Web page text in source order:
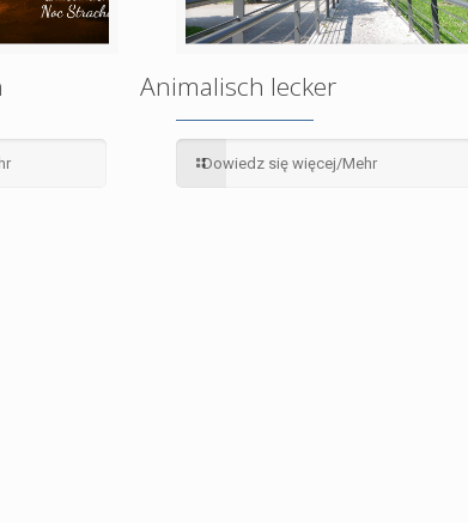
Animalisch lecker
Dowiedz się więcej/Mehr